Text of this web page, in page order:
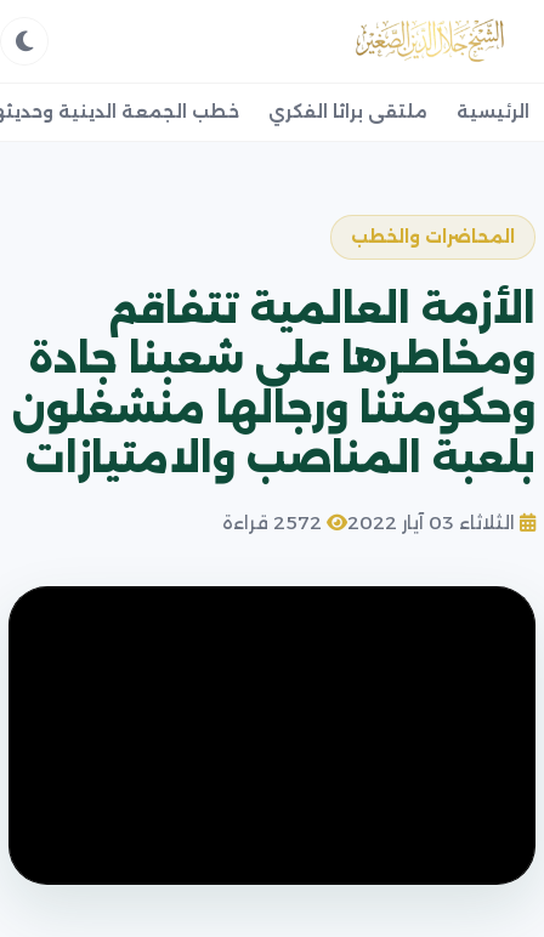
الرئيسية ملتقى براثا الفكري خطب الجمعة الدينية
المحاضرات والخطب
الأزمة العالمية تتفاقم
ومخاطرها على شعبنا جادة
وحكومتنا ورجالها منشغلون
بلعبة المناصب والامتيازات
الثلاثاء 03 آيار 2022